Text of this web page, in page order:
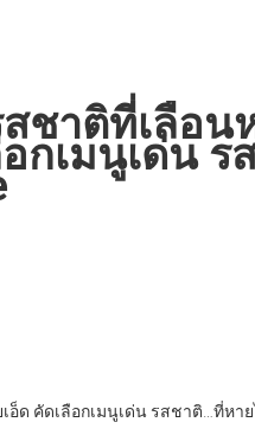
ชาติที่เลือน
กเมนูเด่น
อ็ด คัดเลือกเมนูเด่น รสชาติ…ที่หา